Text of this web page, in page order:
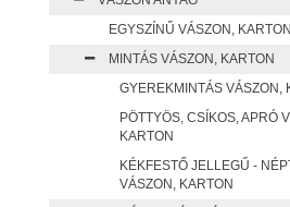
EGYSZÍNŰ VÁSZON, KARTON
MINTÁS VÁSZON, KARTON
GYEREKMINTÁS VÁSZON,
PÖTTYÖS, CSÍKOS, APRÓ
KARTON
KÉKFESTŐ JELLEGŰ -
VÁSZON, KARTON